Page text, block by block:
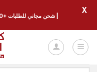
للمحتوى
| شحن مجاني للطلبات +300 ريال | تغليف مجاني للطلبات +150 ريال |
X